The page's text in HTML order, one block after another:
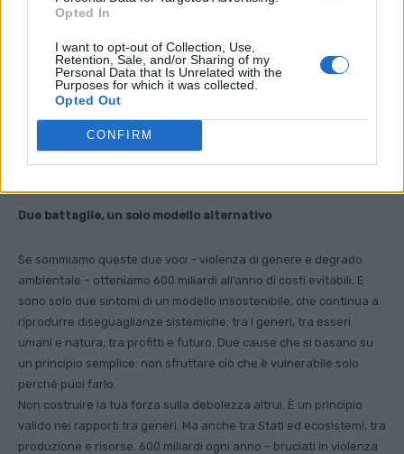
Opted In
I want to opt-out of Collection, Use,
Retention, Sale, and/or Sharing of my
Personal Data that Is Unrelated with the
Purposes for which it was collected.
Opted Out
CONFIRM
Due battaglie, un solo modello alternativo
Se sommiamo queste due voci – violenza di genere e degrado
ambientale – otteniamo 600 miliardi all’anno di costi evitabili. E
sono solo due sintomi di un modello insostenibile, che continua a
riprodurre diseguaglianze sistemiche: tra i generi, tra esseri
umani e natura, tra profitti e futuro. Due cause che si basano su
un principio semplice: non sfruttare ciò che è vulnerabile solo
perché puoi farlo.
Non costruire la tua forza sulla debolezza altrui. È un principio
valido nei rapporti tra generi. Ma anche tra Stati ed ecosistemi, tra
produzione e risorse. 600 miliardi ogni anno – bruciati in violenza